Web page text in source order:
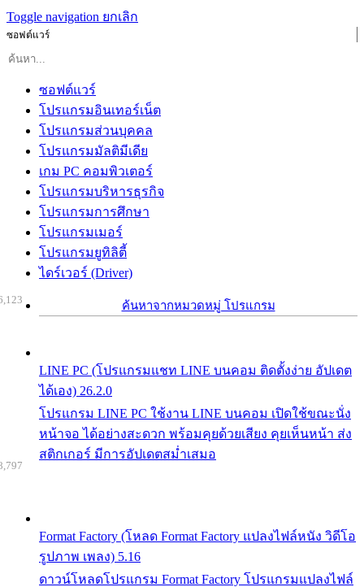
Toggle navigation ยกเลิก
ซอฟต์แวร์
ซอฟต์แวร์
โปรแกรมอินเทอร์เน็ต
โปรแกรมส่วนบุคคล
โปรแกรมมัลติมีเดีย
เกม PC คอมพิวเตอร์
โปรแกรมบริหารธุรกิจ
โปรแกรมการศึกษา
โปรแกรมเมอร์
โปรแกรมยูทิลิตี้
ไดร์เวอร์ (Driver)
ค้นหาจากหมวดหมู่ โปรแกรม
LINE PC (โปรแกรมแชท LINE บนคอม ติดตั้งง่าย อัปเดต
ได้เอง) 26.2.0
โปรแกรม LINE PC ใช้งาน LINE บนคอม เปิดใช้ขณะนั่ง
หน้าจอ ได้อย่างสะดวก พร้อมคุยด้วยเสียง คุยเห็นหน้า ส่ง
สติกเกอร์ มีการอัปเดตสม่ำเสมอ
Format Factory (โหลด Format Factory แปลงไฟล์หนัง วิดีโอ
รูปภาพ เพลง) 5.16
ดาวน์โหลดโปรแกรม Format Factory โปรแกรมแปลงไฟล์